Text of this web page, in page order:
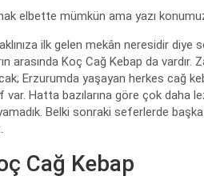
elbette mümkün ama yazı
ilk gelen mekân neresidir
arasında Koç Cağ Kebap da
Erzurumda yaşayan herkes cağ
Hatta bazılarına göre çok daha
Belki sonraki seferlerde
Cağ Kebap